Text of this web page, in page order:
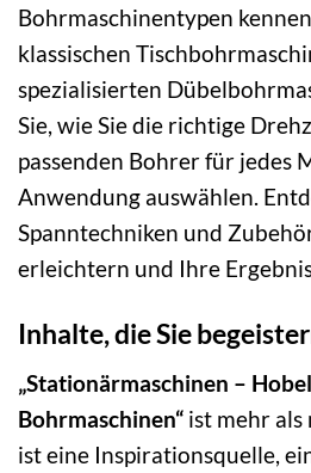
Bohrmaschinentypen
klassischen
spezialisierten
Sie, wie Sie die richtige
passenden Bohrer für jedes
Anwendung auswählen.
Spanntechniken und
erleichtern und Ihre
Inhalte, die Sie
„Stationärmaschinen –
Bohrmaschinen“ ist mehr als
ist eine Inspirationsquelle,